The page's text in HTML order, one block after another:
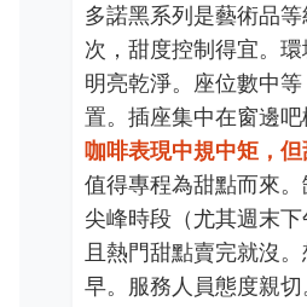
多諾黑系列是藝術品
次，甜度控制得宜。環
明亮乾淨。座位數中
置。插座集中在窗邊吧
咖啡表現中規中矩，
值得專程為甜點而來。
尖峰時段（尤其週末下
且熱門甜點賣完就沒
早。服務人員態度親切